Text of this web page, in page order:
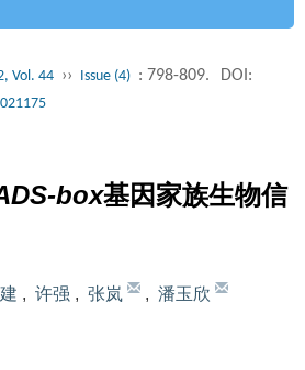
Vol. 44 ›› Issue (4) : 798-809. DOI:
box基因家族生物信
, 许强 , 张岚 , 潘玉欣